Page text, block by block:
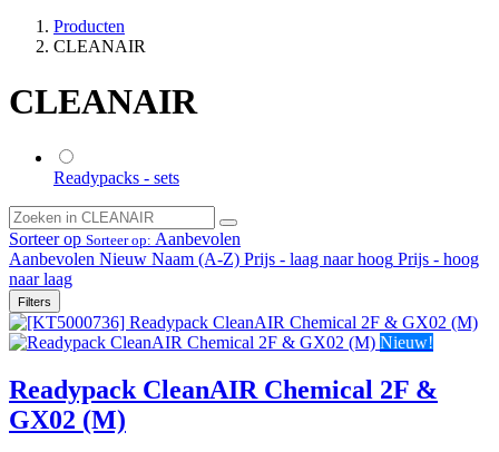
Producten
CLEANAIR
CLEANAIR
Readypacks - sets
Sorteer op Sorteer op: Aanbevolen
Aanbevolen Nieuw Naam (A-Z) Prijs - laag naar hoog Prijs - hoog
naar laag
Filters
Nieuw!
Readypack CleanAIR Chemical 2F &
GX02 (M)